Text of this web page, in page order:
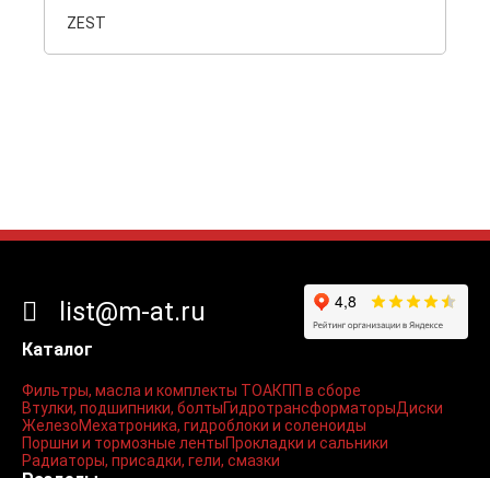
ZEST
Каталог
Фильтры, масла и комплекты ТОАКПП в сборе
Втулки, подшипники, болтыГидротрансформаторыДиски
ЖелезоМехатроника, гидроблоки и соленоиды
Поршни и тормозные лентыПрокладки и сальники
Радиаторы, присадки, гели, смазки
list@m-at.ru